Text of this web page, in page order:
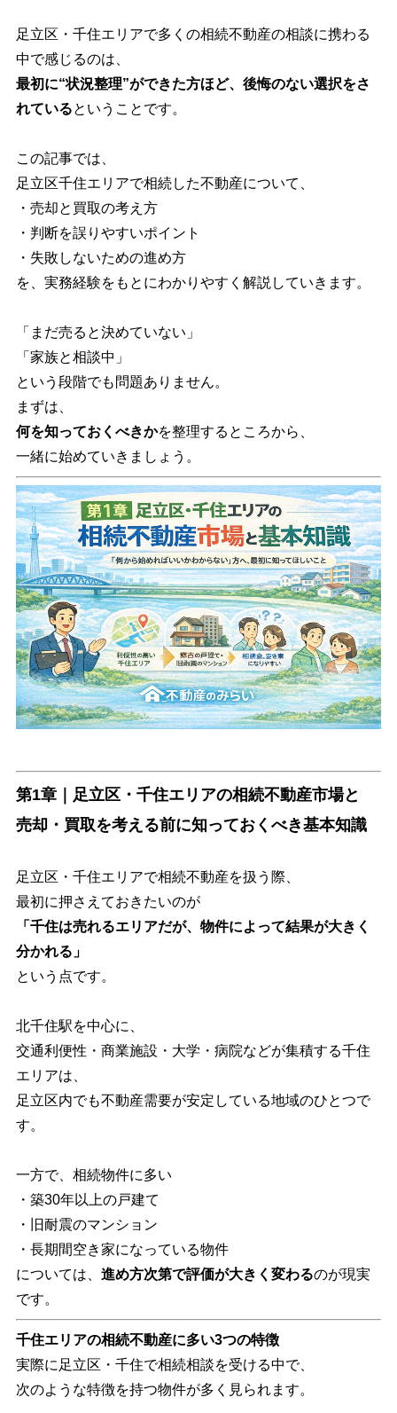
足立区・千住エリアで多くの相続不動産の相談に携わる
中で感じるのは、
最初に“状況整理”ができた方ほど、後悔のない選択をさ
れているということです。
この記事では、
足立区千住エリアで相続した不動産について、
・売却と買取の考え方
・判断を誤りやすいポイント
・失敗しないための進め方
を、実務経験をもとにわかりやすく解説していきます。
「まだ売ると決めていない」
「家族と相談中」
という段階でも問題ありません。
まずは、
何を知っておくべきかを整理するところから、
一緒に始めていきましょう。
第1章｜足立区・千住エリアの相続不動産市場と
売却・買取を考える前に知っておくべき基本知識
足立区・千住エリアで相続不動産を扱う際、
最初に押さえておきたいのが
「千住は売れるエリアだが、物件によって結果が大きく
分かれる」
という点です。
北千住駅を中心に、
交通利便性・商業施設・大学・病院などが集積する千住
エリアは、
足立区内でも不動産需要が安定している地域のひとつで
す。
一方で、相続物件に多い
・築30年以上の戸建て
・旧耐震のマンション
・長期間空き家になっている物件
については、 進め方次第で評価が大きく変わるのが現実
です。
千住エリアの相続不動産に多い3つの特徴
実際に足立区・千住で相続相談を受ける中で、
次のような特徴を持つ物件が多く見られます。